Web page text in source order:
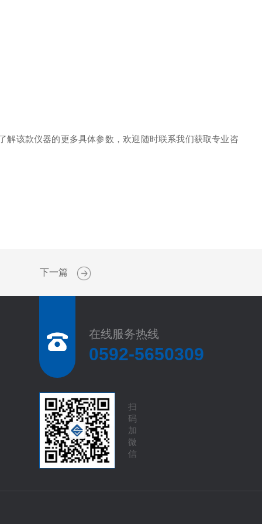
解该款仪器的更多具体参数，欢迎随时联系我们获取专业咨
下一篇
在线服务热线
0592-5650309
扫
码
加
微
信